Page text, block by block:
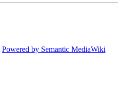
Powered by Semantic MediaWiki